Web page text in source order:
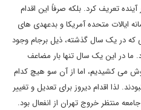
تعریف کرد. بلکه صرفاً این اقدام
ایالات متحده آمریکا و بدعهدی های
در یک سال گذشته، ذیل برجام وجود
ما در این یک سال تنها بار مضاعف
می کشیدیم، اما از آن سو هیچ کدام
لذا اقدام دیروز برای تعدیل و تغییر
منتظر خروج تهران از انفعال بود.